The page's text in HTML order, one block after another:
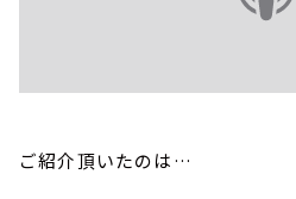
ご紹介頂いたのは…